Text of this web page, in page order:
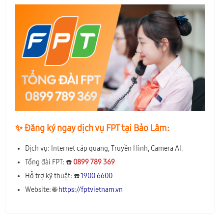
✨️ Đăng ký ngay dịch vụ FPT tại Bảo Lâm:
Dịch vụ: Internet cáp quang, Truyền Hình, Camera AI.
Tổng đài FPT: ☎️ 0899 789 369
Hỗ trợ kỹ thuật: ☎️1900 6600
Website: 🌐https://fptvietnam.vn